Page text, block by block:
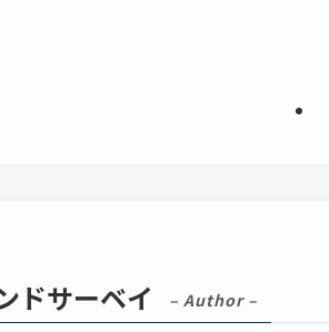
ドサーベイ – Author –